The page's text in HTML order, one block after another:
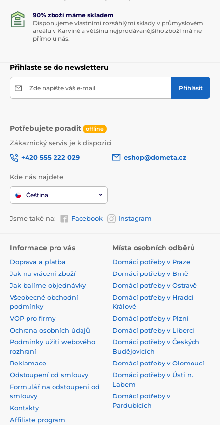
90% zboží máme skladem
Disponujeme vlastními rozsáhlými sklady v průmyslovém
areálu v Karviné a většinu nejprodávanějšího zboží máme
přímo u nás.
Přihlaste se do newsletteru
Zde napište váš e-mail Přihlásit
Potřebujete poradit offline
Zákaznický servis je k dispozici
+420 555 222 029
eshop@dometa.cz
Kde nás najdete
Čeština
Jsme také na: Facebook Instagram
Informace pro vás
Doprava a platba
Jak na vrácení zboží
Jak balíme objednávky
Všeobecné obchodní
podmínky
VOP pro firmy
Ochrana osobních údajů
Podmínky užití webového
rozhraní
Reklamace
Odstoupení od smlouvy
Formulář na odstoupení od
smlouvy
Kontakty
Affiliate program
Místa osobních odběrů
Domácí potřeby v Praze
Domácí potřeby v Brně
Domácí potřeby v Ostravě
Domácí potřeby v Hradci
Králové
Domácí potřeby v Plzni
Domácí potřeby v Liberci
Domácí potřeby v Českých
Budějovicích
Domácí potřeby v Olomoucí
Domácí potřeby v Ústí n.
Labem
Domácí potřeby v
Pardubicích